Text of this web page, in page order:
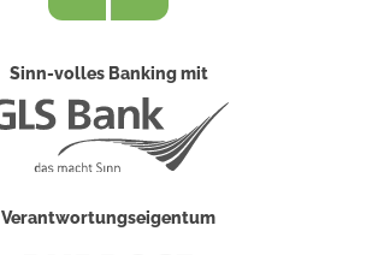
Sinn-volles Banking mit
Verantwortungseigentum